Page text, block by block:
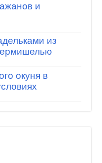
и
из
окуня в